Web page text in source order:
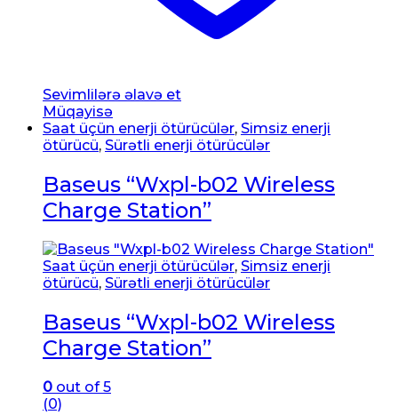
Sevimlilərə əlavə et
Müqayisə
Saat üçün enerji ötürücülər, Simsiz enerji
ötürücü, Sürətli enerji ötürücülər
Baseus “Wxpl-b02 Wireless
Charge Station”
Saat üçün enerji ötürücülər, Simsiz enerji
ötürücü, Sürətli enerji ötürücülər
Baseus “Wxpl-b02 Wireless
Charge Station”
0 out of 5
(0)